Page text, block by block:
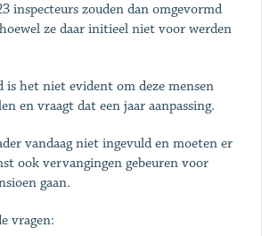
inspecteurs zouden dan omgevormd
ze daar initieel niet voor werden
is het niet evident om deze mensen
en vraagt dat een jaar aanpassing.
vandaag niet ingevuld en moeten er
ook vervangingen gebeuren voor
gaan.
vragen: